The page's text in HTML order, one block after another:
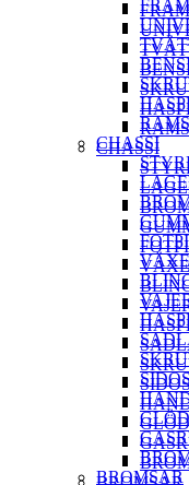
CHASSI
CHASSI
BROMSAR